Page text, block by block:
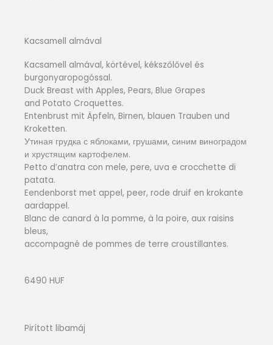
Kacsamell almával
Kacsamell almával, körtével, kékszőlővel és
burgonyaropogóssal.
Duck Breast with Apples, Pears, Blue Grapes
and Potato Croquettes.
Entenbrust mit Äpfeln, Birnen, blauen Trauben und
Kroketten.
Утиная грудка с яблоками, грушами, синим виноградом
и хрустящим картофелем.
Petto d’anatra con mele, pere, uva e crocchette di
patata.
Eendenborst met appel, peer, rode druif en krokante
aardappel.
Blanc de canard à la pomme, à la poire, aux raisins
bleus,
accompagné de pommes de terre croustillantes.
6490 HUF
Pirított libamáj